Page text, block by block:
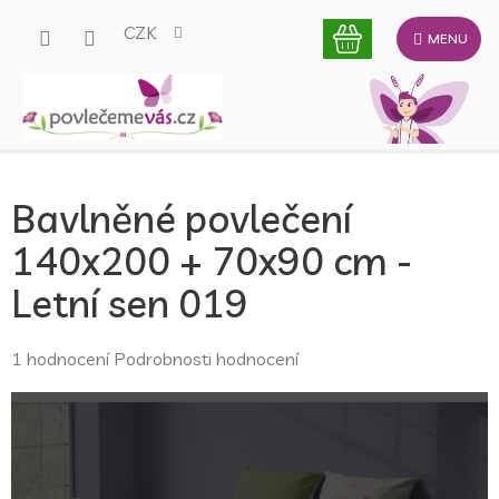
CZK
Bavlněné povlečení
140x200 + 70x90 cm -
Letní sen 019
Průměrné
produktu
1 hodnocení Podrobnosti hodnocení